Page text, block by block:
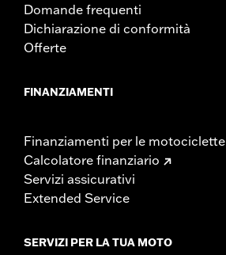
Domande frequenti
Dichiarazione di conformità
Offerte
FINANZIAMENTI
Finanziamenti per le motociclette
Calcolatore finanziario
Servizi assicurativi
Extended Service
SERVIZI PER LA TUA MOTO